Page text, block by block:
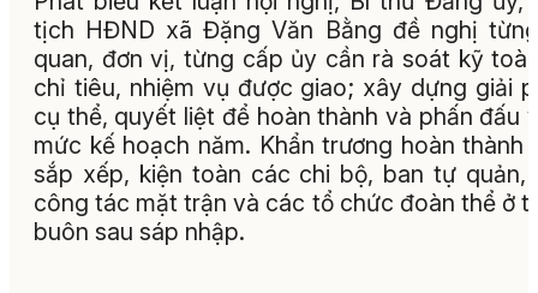
tịch HĐND xã Đặng Văn Bằng đề nghị
quan, đơn vị, từng cấp ủy cần rà soát kỹ
chỉ tiêu, nhiệm vụ được giao; xây dựng giải
cụ thể, quyết liệt để hoàn thành và phấn đấu
mức kế hoạch năm. Khẩn trương hoàn thành
sắp xếp, kiện toàn các chi bộ, ban tự quản,
công tác mặt trận và các tổ chức đoàn thể ở
buôn sau sáp nhập.